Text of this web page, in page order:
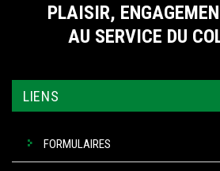
PLAISIR,
AU SERVICE DU
LIENS
FORMULAIRES